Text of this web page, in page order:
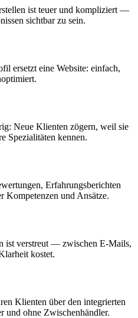
ist teuer und kompliziert —
sichtbar zu sein.
ersetzt eine Website: einfach,
Neue Klienten zögern, weil sie
Spezialitäten kennen.
Erfahrungsberichten
Kompetenzen und Ansätze.
ist verstreut — zwischen E-Mails,
kostet.
Klienten über den integrierten
ohne Zwischenhändler.